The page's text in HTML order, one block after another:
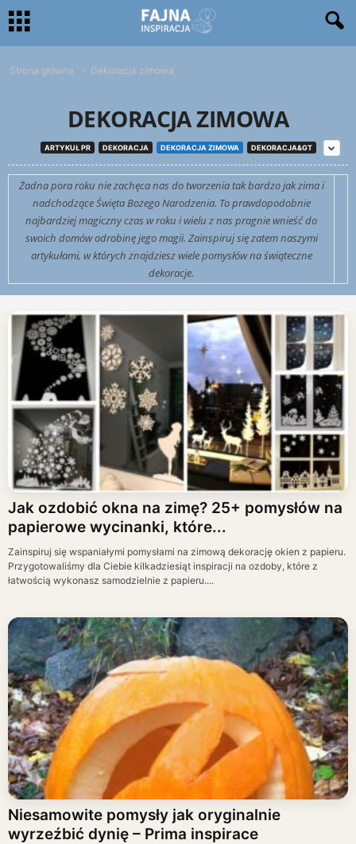
Strona główna Dekoracja zimowa
DEKORACJA ZIMOWA
ARTYKUŁ PR DEKORACJA DEKORACJA ZIMOWA DEKORACJA&GT
Żadna pora roku nie zachęca nas do tworzenia tak bardzo jak zima i
nadchodzące Święta Bożego Narodzenia. To prawdopodobnie
najbardziej magiczny czas w roku i wielu z nas pragnie wnieść do
swoich domów odrobinę jego magii. Zainspiruj się zatem naszymi
artykułami, w których znajdziesz wiele pomysłów na świąteczne
dekoracje.
Jak ozdobić okna na zimę? 25+ pomysłów na
papierowe wycinanki, które...
Zainspiruj się wspaniałymi pomysłami na zimową dekorację okien z papieru.
Przygotowaliśmy dla Ciebie kilkadziesiąt inspiracji na ozdoby, które z
łatwością wykonasz samodzielnie z papieru....
Niesamowite pomysły jak oryginalnie
wyrzeźbić dynię – Prima inspirace